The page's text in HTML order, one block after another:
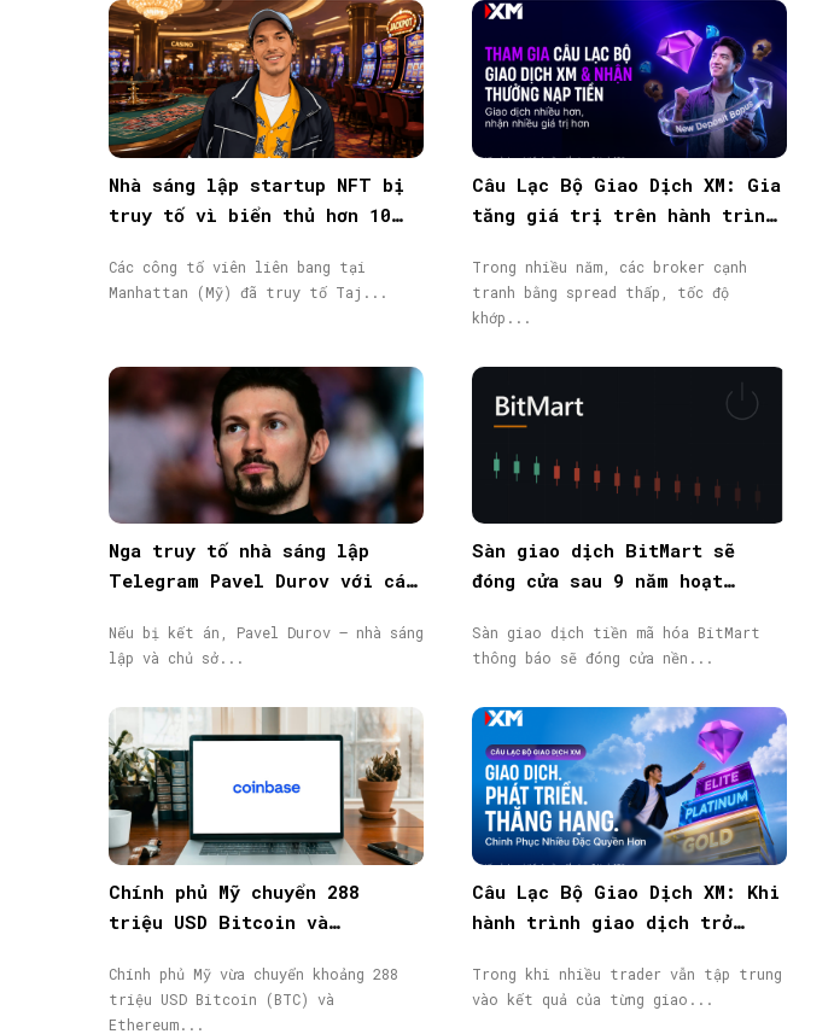
Nhà sáng lập startup NFT bị
truy tố vì biển thủ hơn 10
Các công tố viên liên bang tại
Manhattan (Mỹ) đã truy tố Taj...
Câu Lạc Bộ Giao Dịch XM: Gia
tăng giá trị trên hành trình
Trong nhiều năm, các broker cạnh
tranh bằng spread thấp, tốc độ
khớp...
Nga truy tố nhà sáng lập
Telegram Pavel Durov với cáo
lệnh truy nã quốc tế
Nếu bị kết án, Pavel Durov – nhà sáng
lập và chủ sở...
Sàn giao dịch BitMart sẽ
đóng cửa sau 9 năm hoạt
Sàn giao dịch tiền mã hóa BitMart
thông báo sẽ đóng cửa nền...
Chính phủ Mỹ chuyển 288
triệu USD Bitcoin và
Coinbase Prime
Chính phủ Mỹ vừa chuyển khoảng 288
triệu USD Bitcoin (BTC) và
Ethereum...
Câu Lạc Bộ Giao Dịch XM: Khi
hành trình giao dịch trở
nhận
Trong khi nhiều trader vẫn tập trung
vào kết quả của từng giao...